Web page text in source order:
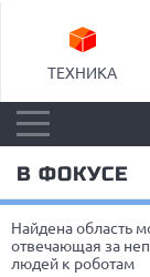
ТЕХНИКА
В ФОКУСЕ
Найдена область
отвечающая за
людей к роботам